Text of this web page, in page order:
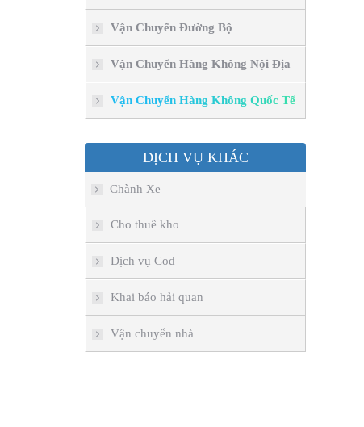
Vận Chuyển Đường Bộ
Vận Chuyển Hàng Không Nội Địa
Vận Chuyển Hàng Không Quốc Tế
DỊCH VỤ KHÁC
Chành Xe
Cho thuê kho
Dịch vụ Cod
Khai báo hải quan
Vận chuyển nhà